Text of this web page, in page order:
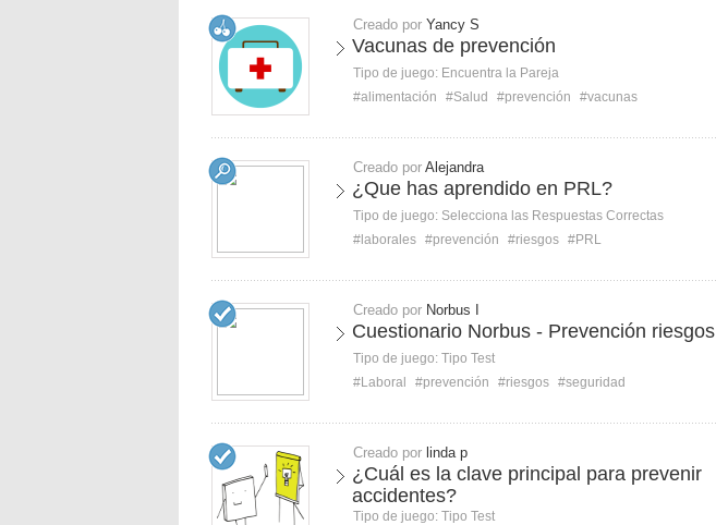
Creado por Yancy S
Vacunas de prevención
Tipo de juego: Encuentra la Pareja
#alimentación
#Salud #prevención #vacunas
Creado por Alejandra
¿Que has aprendido en PRL?
Tipo de juego: Selecciona las Respuestas Correctas
#laborales #prevención #riesgos #PRL
Creado por Norbus I
Cuestionario Norbus - Prevención riesgos
Tipo de juego: Tipo Test
#Laboral
#prevención #riesgos #seguridad
Creado por linda p
¿Cuál es la clave principal para prevenir
accidentes?
Tipo de juego: Tipo Test